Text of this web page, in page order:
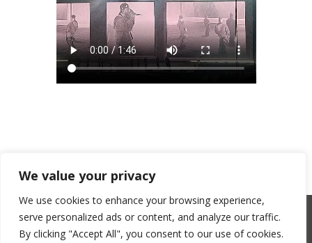
We value your privacy
We use cookies to enhance your browsing experience,
serve personalized ads or content, and analyze our traffic.
By clicking "Accept All", you consent to our use of cookies.
SACEM : 101735096 – ©Copyright Zicline 1998 –